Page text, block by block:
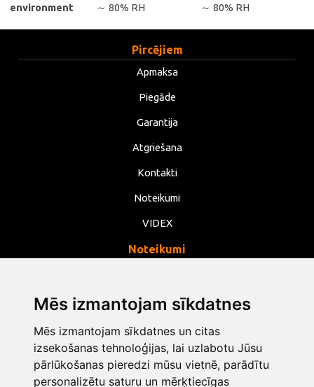
Mēs izmantojam sīkdatnes
Mēs izmantojam sīkdatnes un citas
izsekošanas tehnoloģijas, lai uzlabotu Jūsu
pārlūkošanas pieredzi mūsu vietnē, parādītu
personalizētu saturu un mērķtiecīgas
environment
～ 80% RH
～ 80% RH
Pircējiem
Apmaksa
Piegāde
Garantija
Atgriešana
Kontakti
Noteikumi
VIDEX
Noteikumi
Noteikumi
Mainīt sīkdatņu iestatījumus